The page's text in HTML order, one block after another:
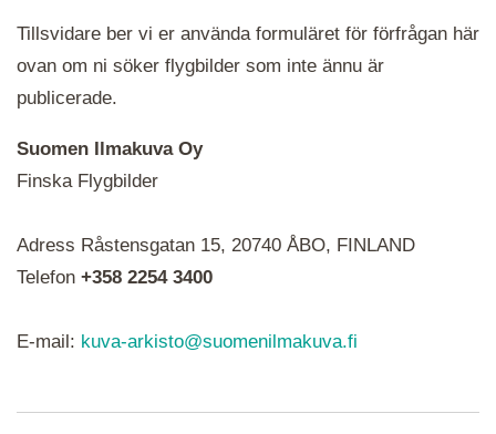
ikoner är det en serie i varje. Utplacerade bilder
syns som nålar istället.
Tillsvidare ber vi er använda formuläret för förfrågan här
ovan om ni söker flygbilder som inte ännu är
publicerade.
Suomen Ilmakuva Oy
Finska Flygbilder
Adress Råstensgatan 15, 20740 ÅBO, FINLAND
Telefon +358 2254 3400
E-mail: kuva-arkisto@suomenilmakuva.fi